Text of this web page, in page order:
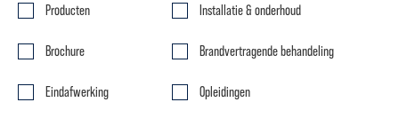
Producten Installatie & onderhoud
Brochure Brandvertragende behandeling
Eindafwerking Opleidingen